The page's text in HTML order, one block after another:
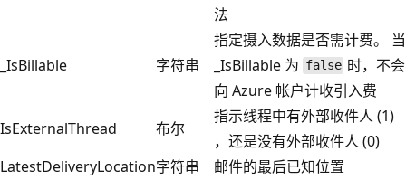
法
_IsBillable 字符串
指定摄入数据是否需计费。 当
_IsBillable 为 false 时，不会
向 Azure 帐户计收引入费
IsExternalThread
布尔
指示线程中有外部收件人 (1)
，还是没有外部收件人 (0)
LatestDeliveryLocation字符串 邮件的最后已知位置